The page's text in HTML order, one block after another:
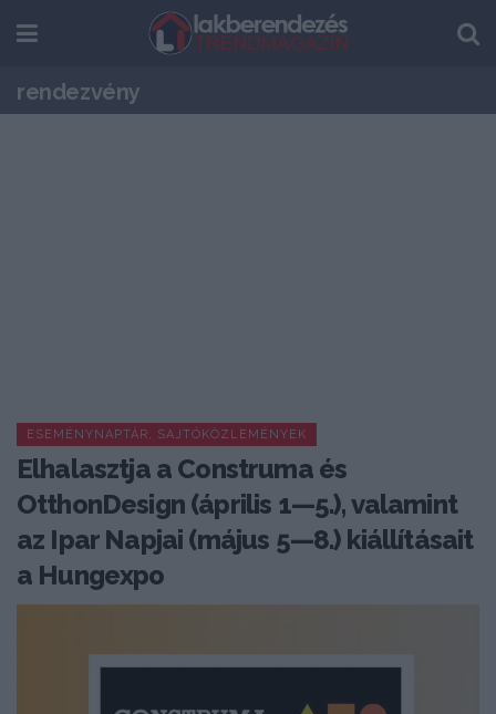
rendezvény
ESEMÉNYNAPTÁR, SAJTÓKÖZLEMÉNYEK
Elhalasztja a Construma és
OtthonDesign (április 1—5.), valamint
az Ipar Napjai (május 5—8.) kiállításait
a Hungexpo